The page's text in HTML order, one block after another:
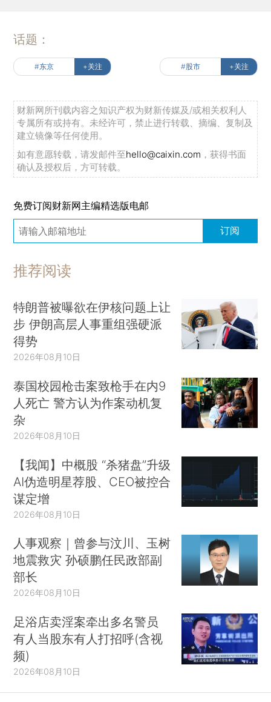
话题：
#东京 +关注 #股市 +关注
财新网所刊载内容之知识产权为财新传媒及/或相关权利人
专属所有或持有。未经许可，禁止进行转载、摘编、复制及
建立镜像等任何使用。
如有意愿转载，请发邮件至hello@caixin.com ，获得书面
确认及授权后，方可转载。
免费订阅财新网主编精选版电邮
订阅
推荐阅读
特朗普被曝欲在伊核问题上让
步 伊朗高层人事重组强硬派
得势
2026年08月10日
泰国校园枪击案致枪手在内9
人死亡 警方认为作案动机复
杂
2026年08月10日
【我闻】中概股 “杀猪盘”升级
AI伪造明星荐股、CEO被控合
谋定增
2026年08月10日
人事观察｜曾参与汶川、玉树
地震救灾 孙硕鹏任民政部副
部长
2026年08月10日
足浴店卖淫案牵出多名警员
有人当股东有人打招呼(含视
频)
2026年08月10日